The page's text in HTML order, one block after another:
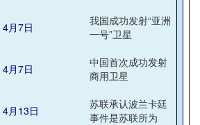
4月7日
我国成功发射“亚洲
一号”卫星
4月7日
中国首次成功发射
商用卫星
4月13日
苏联承认波兰卡廷
事件是苏联所为